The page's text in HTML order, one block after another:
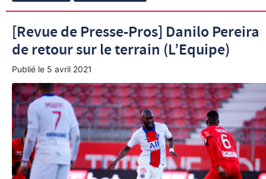
[Revue de Presse-Pros] Danilo Pereira
de retour sur le terrain (L’Equipe)
Publié le 5 avril 2021